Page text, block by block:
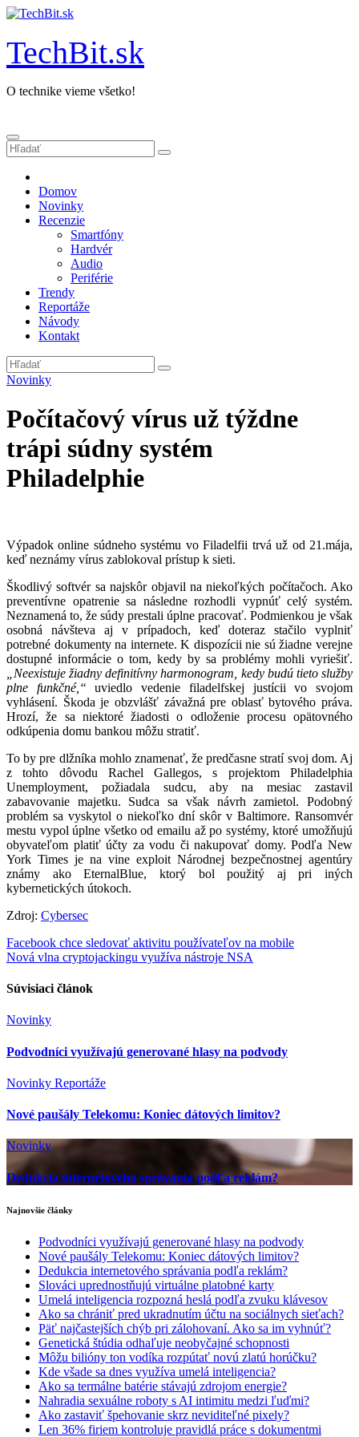
Prejsť
obsah
TechBit.sk
O technike vieme všetko!
Domov
Novinky
Recenzie
Smartfóny
Hardvér
Audio
Periférie
Trendy
Reportáže
Návody
Kontakt
Novinky
Počítačový vírus už týždne
trápi súdny systém
Philadelphie
Výpadok online súdneho systému vo Filadelfii trvá už od 21.mája,
keď neznámy vírus zablokoval prístup k sieti.
Škodlivý softvér sa najskôr objavil na niekoľkých počítačoch. Ako
preventívne opatrenie sa následne rozhodli vypnúť celý systém.
Neznamená to, že súdy prestali úplne pracovať. Podmienkou je však
osobná návšteva aj v prípadoch, keď doteraz stačilo vyplniť
potrebné dokumenty na internete. K dispozícii nie sú žiadne verejne
dostupné informácie o tom, kedy by sa problémy mohli vyriešiť.
„Neexistuje žiadny definitívny harmonogram, kedy budú tieto služby
plne funkčné,“ uviedlo vedenie filadelfskej justícii vo svojom
vyhlásení. Škoda je obzvlášť závažná pre oblasť bytového práva.
Hrozí, že sa niektoré žiadosti o odloženie procesu opätovného
odkúpenia domu bankou môžu stratiť.
To by pre dlžníka mohlo znamenať, že predčasne stratí svoj dom. Aj
z tohto dôvodu Rachel Gallegos, s projektom Philadelphia
Unemployment, požiadala sudcu, aby na mesiac zastavil
zabavovanie majetku. Sudca sa však návrh zamietol. Podobný
problém sa vyskytol o niekoľko dní skôr v Baltimore. Ransomvér
mestu vypol úplne všetko od emailu až po systémy, ktoré umožňujú
obyvateľom platiť účty za vodu či nakupovať domy. Podľa New
York Times je na vine exploit Národnej bezpečnostnej agentúry
známy ako EternalBlue, ktorý bol použitý aj pri iných
kybernetických útokoch.
Zdroj: Cybersec
Navigácia
v
článku
Facebook chce sledovať aktivitu používateľov na mobile
Nová vlna cryptojackingu využíva nástroje NSA
Súvisiaci článok
Novinky
Podvodníci využívajú generované hlasy na podvody
Novinky Reportáže
Nové paušály Telekomu: Koniec dátových limitov?
Novinky
Dedukcia internetového správania podľa reklám?
Najnovšie články
Podvodníci využívajú generované hlasy na podvody
Nové paušály Telekomu: Koniec dátových limitov?
Dedukcia internetového správania podľa reklám?
Slováci uprednostňujú virtuálne platobné karty
Umelá inteligencia rozpozná heslá podľa zvuku klávesov
Ako sa chrániť pred ukradnutím účtu na sociálnych sieťach?
Päť najčastejších chýb pri zálohovaní. Ako sa im vyhnúť?
Genetická štúdia odhaľuje neobyčajné schopnosti
Môžu bilióny ton vodíka rozpútať novú zlatú horúčku?
Kde všade sa dnes využíva umelá inteligencia?
Ako sa termálne batérie stávajú zdrojom energie?
Nahradia sexuálne roboty s AI intimitu medzi ľuďmi?
Ako zastaviť špehovanie skrz neviditeľné pixely?
Len 36% firiem kontroluje pravidlá práce s dokumentmi